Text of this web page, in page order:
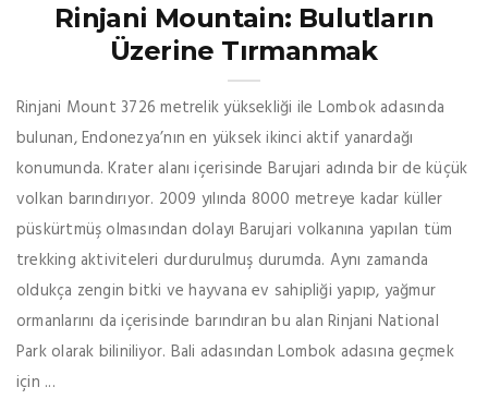
Rinjani Mountain: Bulutların
Üzerine Tırmanmak
Rinjani Mount 3726 metrelik yüksekliği ile Lombok adasında
bulunan, Endonezya’nın en yüksek ikinci aktif yanardağı
konumunda. Krater alanı içerisinde Barujari adında bir de küçük
volkan barındırıyor. 2009 yılında 8000 metreye kadar küller
püskürtmüş olmasından dolayı Barujari volkanına yapılan tüm
trekking aktiviteleri durdurulmuş durumda. Aynı zamanda
oldukça zengin bitki ve hayvana ev sahipliği yapıp, yağmur
ormanlarını da içerisinde barındıran bu alan Rinjani National
Park olarak biliniliyor. Bali adasından Lombok adasına geçmek
için ...